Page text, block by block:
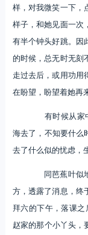
样，对我微笑一下，
样子，和她见面一次
有半个钟头好跳。因
的时候，总无时无刻
走过去后，或用功用
在盼望，盼望着她再
有时候从家中
海去了，不知要什么
去了什么似的忧虑，
同芭蕉叶似地
方，透露了消息，终
拜六的下午，落课之
赵家的那个小丫头，